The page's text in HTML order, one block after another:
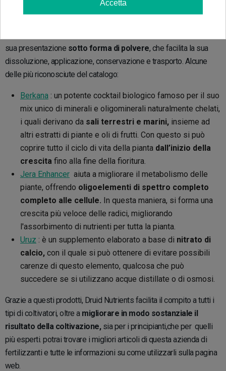
sono stati realizzati con materiali di massima
sua presentazione sotto forma di polvere, che facilita la sua
dissoluzione, applicazione, conservazione e trasporto. Alcune
delle più riconosciute del catalogo:
Berkana : un potente cocktail biologico famoso per il suo
mix unico di minerali e oligominerali naturalmente chelati,
i quali derivano da sali terrestri e marini, insieme ad
altri estratti di piante e oli di frutti. Con questo si può
coprire tutto il ciclo di vita della pianta dall’inizio della
crescita fino alla fine della fioritura.
Jera Enhancer aiuta a migliorare il metabolismo delle
piante, offrendo oligoelementi di spettro completo
completo alle cellule. In questa maniera, si forma una
crescita più veloce delle radici, migliorando
l'assorbimento di nutrienti per tutta la pianta.
Uruz : è un supplemento elaborato a base di nitrato di
calcio, con il quale si può ottenere di evitare possibili
carenze di questo elemento, qualcosa che può
succedere se si utilizzano acque distillate o di osmosi.
Grazie a questi prodotti, Druid Nutrients facilita il compito a tutti i
tipi di coltivatori, oltre amigliorare in modo sostanziale il
risultato della coltivazione,sia per i principianti,che per quelli
più esperti. potrai trovare i migliori articoli di questa azienda di
fertilizzanti e tutte le informazioni su come utilizzarli sulla pagina
web.
Accetta